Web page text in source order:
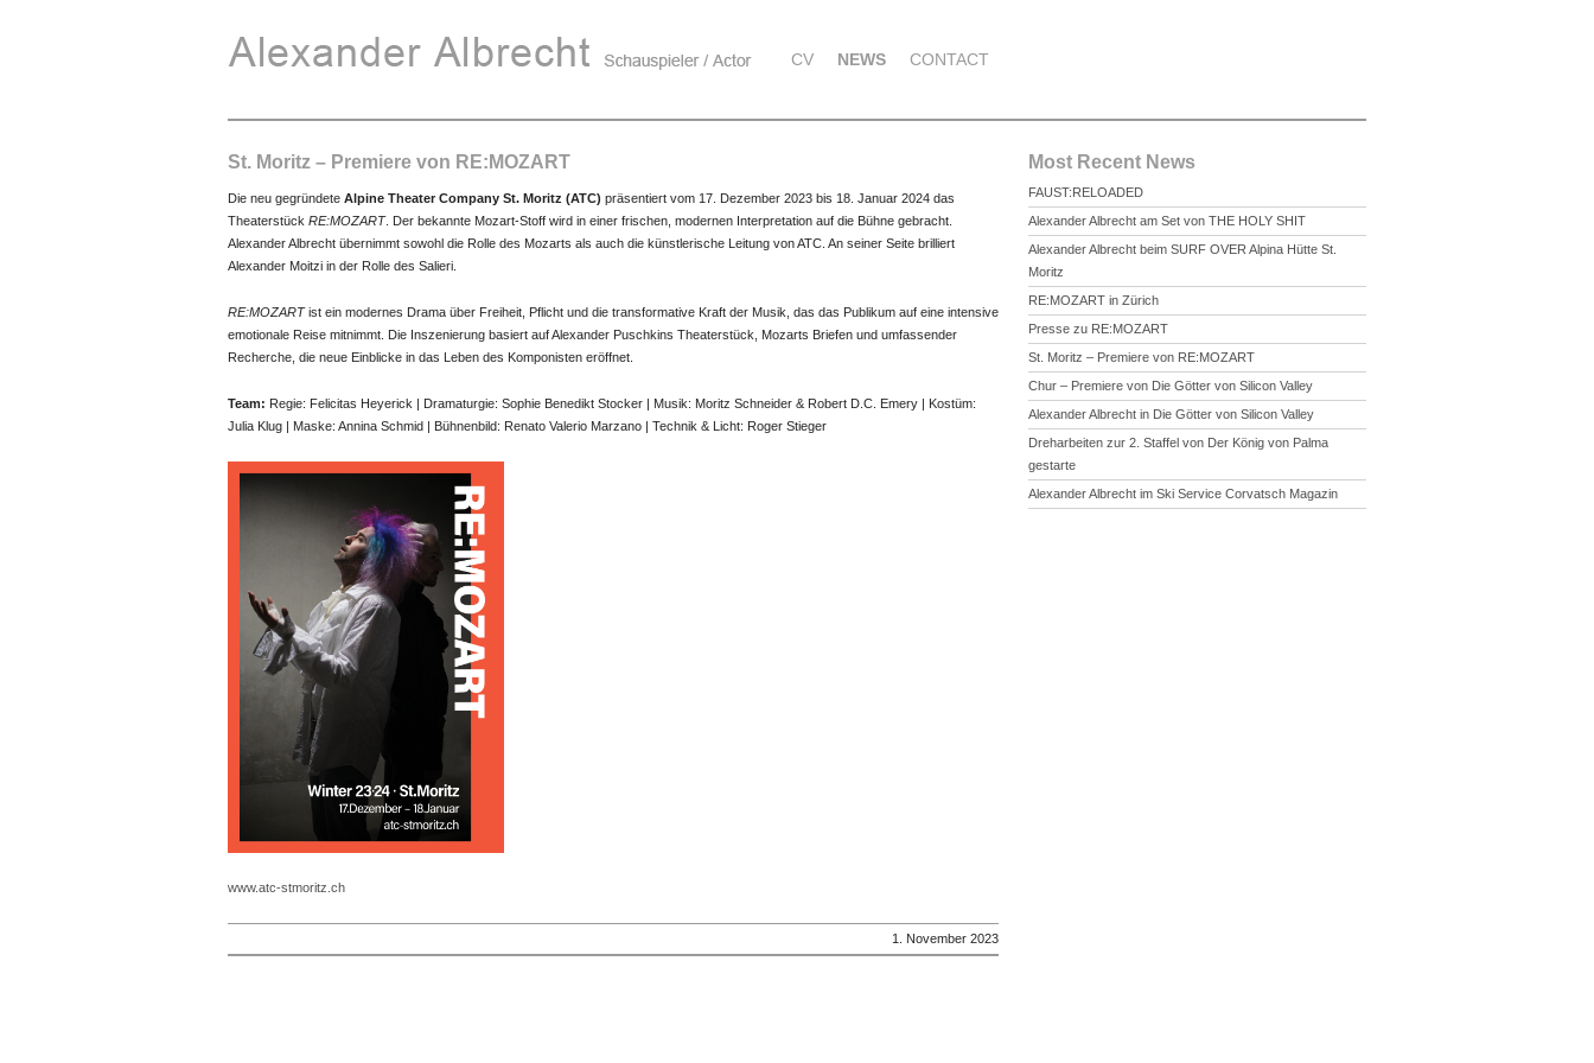
CV NEWS CONTACT
Most Recent News
FAUST:RELOADED
Alexander Albrecht am Set von THE HOLY SHIT
Alexander Albrecht beim SURF OVER Alpina Hütte St.
Moritz
RE:MOZART in Zürich
Presse zu RE:MOZART
St. Moritz – Premiere von RE:MOZART
Chur – Premiere von Die Götter von Silicon Valley
Alexander Albrecht in Die Götter von Silicon Valley
Dreharbeiten zur 2. Staffel von Der König von Palma
gestarte
Alexander Albrecht im Ski Service Corvatsch Magazin
St. Moritz – Premiere von RE:MOZART
Die neu gegründete Alpine Theater Company St. Moritz (ATC) präsentiert vom 17. Dezember 2023 bis 18. Januar 2024 das
Theaterstück RE:MOZART. Der bekannte Mozart-Stoff wird in einer frischen, modernen Interpretation auf die Bühne gebracht.
Alexander Albrecht übernimmt sowohl die Rolle des Mozarts als auch die künstlerische Leitung von ATC. An seiner Seite brilliert
Alexander Moitzi in der Rolle des Salieri.
RE:MOZARTist ein modernes Drama über Freiheit, Pflicht und die transformative Kraft der Musik, das das Publikum auf eine intensive
emotionale Reise mitnimmt. Die Inszenierung basiert auf Alexander Puschkins Theaterstück, Mozarts Briefen und umfassender
Recherche, die neue Einblicke in das Leben des Komponisten eröffnet.
Team: Regie: Felicitas Heyerick | Dramaturgie: Sophie Benedikt Stocker | Musik: Moritz Schneider & Robert D.C. Emery | Kostüm:
Julia Klug | Maske: Annina Schmid | Bühnenbild: Renato Valerio Marzano | Technik & Licht: Roger Stieger
www.atc-stmoritz.ch
1. November 2023